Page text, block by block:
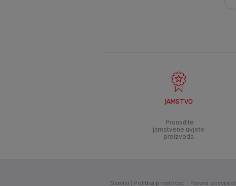
JAMSTVO
Pronađite
jamstvene uvjete
proizvoda
Servisi Politika privatnosti Pravna obavijest